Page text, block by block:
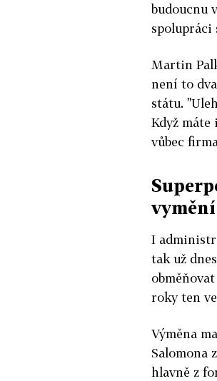
budoucnu
spolupráci
Martin
není to
státu.
Když
vůbec
vymění
I
tak už
roky ten
Výměna
Salomona
hlavně z